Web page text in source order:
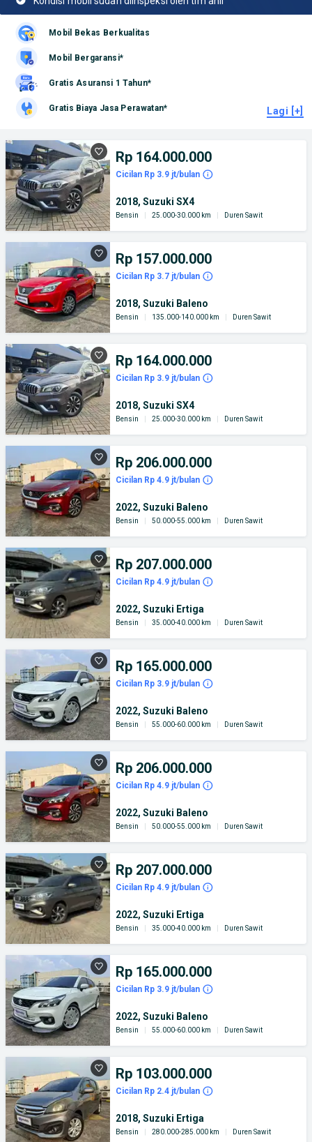
Mobil Bekas Berkualitas
Mobil Bergaransi*
Gratis Asuransi 1 Tahun*
Gratis Biaya Jasa Perawatan* Lagi [+]
Rp 164.000.000
Cicilan Rp 3.9 jt/bulan
2018, Suzuki SX4
Bensin 25.000-30.000 km Duren Sawit
Rp 157.000.000
Cicilan Rp 3.7 jt/bulan
2018, Suzuki Baleno
Bensin 135.000-140.000 km Duren Sawit
Rp 164.000.000
Cicilan Rp 3.9 jt/bulan
2018, Suzuki SX4
Bensin 25.000-30.000 km Duren Sawit
Rp 206.000.000
Cicilan Rp 4.9 jt/bulan
2022, Suzuki Baleno
Bensin 50.000-55.000 km Duren Sawit
Rp 207.000.000
Cicilan Rp 4.9 jt/bulan
2022, Suzuki Ertiga
Bensin 35.000-40.000 km Duren Sawit
Rp 165.000.000
Cicilan Rp 3.9 jt/bulan
2022, Suzuki Baleno
Bensin 55.000-60.000 km Duren Sawit
Rp 206.000.000
Cicilan Rp 4.9 jt/bulan
2022, Suzuki Baleno
Bensin 50.000-55.000 km Duren Sawit
Rp 207.000.000
Cicilan Rp 4.9 jt/bulan
2022, Suzuki Ertiga
Bensin 35.000-40.000 km Duren Sawit
Rp 165.000.000
Cicilan Rp 3.9 jt/bulan
2022, Suzuki Baleno
Bensin 55.000-60.000 km Duren Sawit
Rp 103.000.000
Cicilan Rp 2.4 jt/bulan
2018, Suzuki Ertiga
Bensin 280.000-285.000 km Duren Sawit